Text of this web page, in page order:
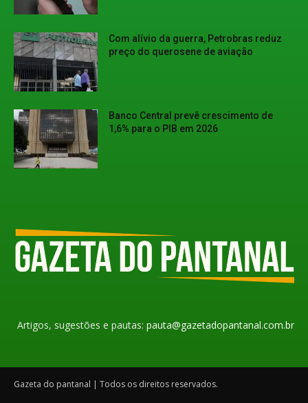
Com alívio da guerra, Petrobras reduz
preço do querosene de aviação
Banco Central prevê crescimento de
1,6% para o PIB em 2026
Artigos, sugestões e pautas: pauta@gazetadopantanal.com.br
Gazeta do pantanal | Todos os direitos reservados.